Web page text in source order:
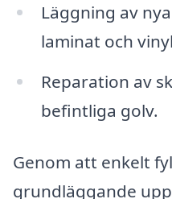
Läggning av
laminat och
Reparation av
befintliga golv.
Genom att enkelt
grundläggande